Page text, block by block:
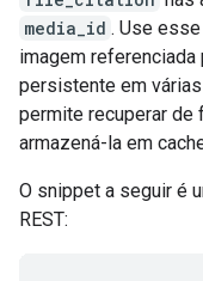
media_id . Use
imagem
persistente em
permite recuperar de
armazená-la em
O snippet a seguir é
REST: